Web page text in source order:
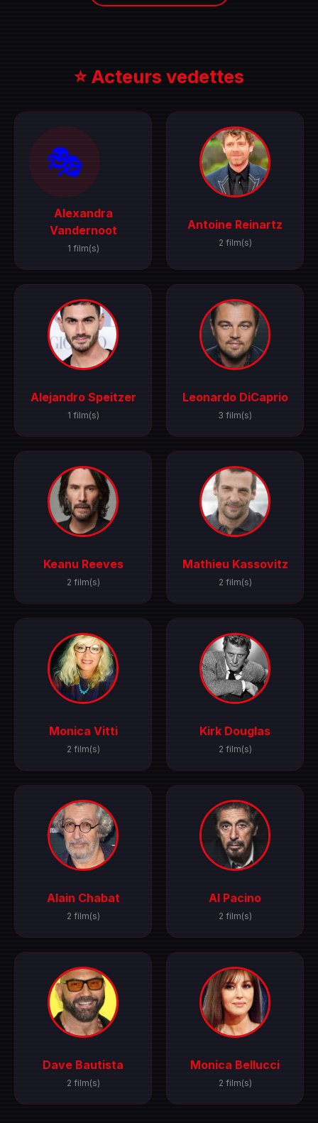
⭐ Acteurs vedettes
🎭
Alexandra
Vandernoot
1 film(s)
Antoine Reinartz
2 film(s)
Alejandro Speitzer
1 film(s)
Leonardo DiCaprio
3 film(s)
Keanu Reeves
2 film(s)
Mathieu Kassovitz
2 film(s)
Monica Vitti
2 film(s)
Kirk Douglas
2 film(s)
Alain Chabat
2 film(s)
Al Pacino
2 film(s)
Dave Bautista
2 film(s)
Monica Bellucci
2 film(s)